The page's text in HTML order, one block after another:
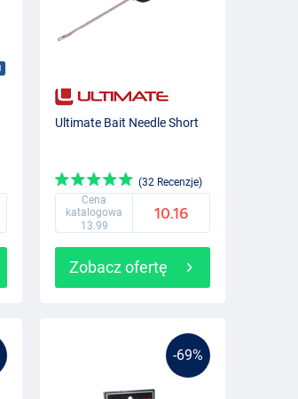
Ultimate Bait Needle Short
(32 Recenzje)
Cena
katalogowa
13.99
10.16
Zobacz ofertę
-69%